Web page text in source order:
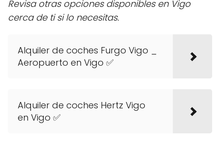
Revisa otras opciones disponibles en Vigo
cerca de ti si lo necesitas.
Alquiler de coches Furgo Vigo _
Aeropuerto en Vigo ✅
Alquiler de coches Hertz Vigo
en Vigo ✅